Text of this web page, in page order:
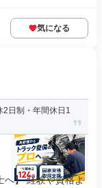
気になる
2日制・年間休日1
へ】 経験や資格よ